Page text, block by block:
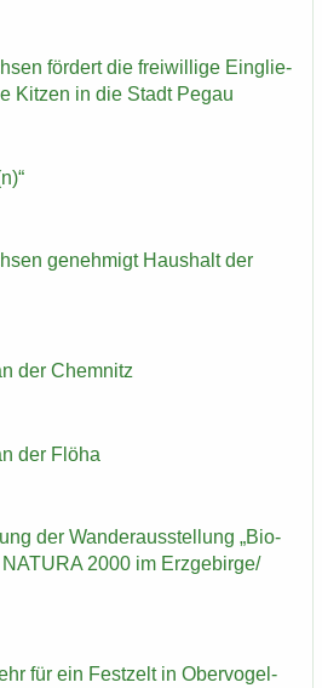
för­dert die frei­wil­li­ge Ein­glie­
Kit­zen in die Stadt Pegau
ge­neh­migt Haus­halt der
der Chem­nitz
der Flöha
der Wan­der­aus­stel­lung „Bio­
2000 im Erz­ge­bir­ge/
für ein Fest­zelt in Ober­vo­gel­